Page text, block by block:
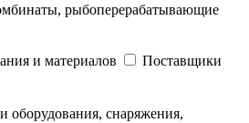
рыбоперерабатывающие
и материалов
Поставщики
оборудования, снаряжения,